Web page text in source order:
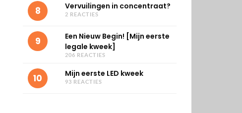
8 Vervuilingen in concentraat?
2 REACTIES
9
Een Nieuw Begin! [Mijn eerste
legale kweek]
206 REACTIES
10 Mijn eerste LED kweek
93 REACTIES